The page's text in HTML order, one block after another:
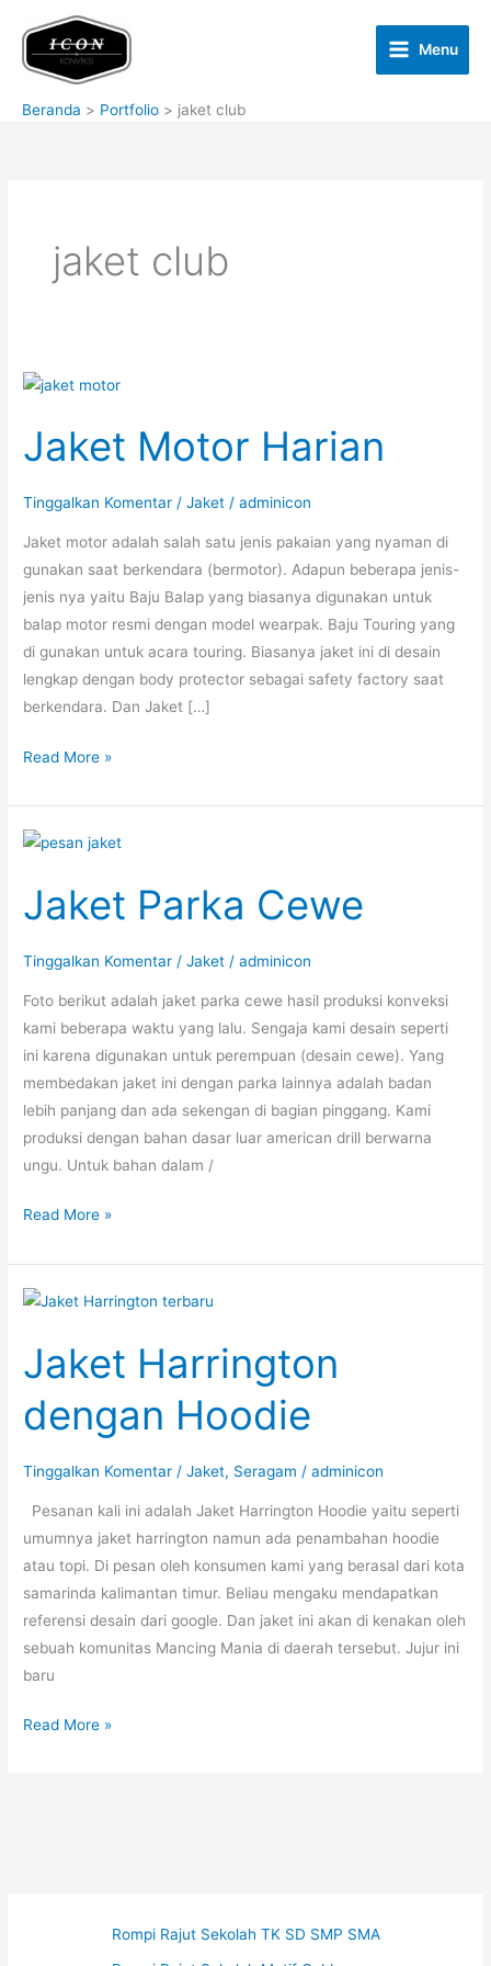
konten
Menu
Beranda Portfolio jaket club
jaket club
Jaket Motor Harian
Tinggalkan Komentar /Jaket /adminicon
Jaket motor adalah salah satu jenis pakaian yang nyaman di
gunakan saat berkendara (bermotor). Adapun beberapa jenis-
jenis nya yaitu Baju Balap yang biasanya digunakan untuk
balap motor resmi dengan model wearpak. Baju Touring yang
di gunakan untuk acara touring. Biasanya jaket ini di desain
lengkap dengan body protector sebagai safety factory saat
berkendara. Dan Jaket […]
Jaket
Harian
Read More »
Jaket Parka Cewe
Tinggalkan Komentar /Jaket /adminicon
Foto berikut adalah jaket parka cewe hasil produksi konveksi
kami beberapa waktu yang lalu. Sengaja kami desain seperti
ini karena digunakan untuk perempuan (desain cewe). Yang
membedakan jaket ini dengan parka lainnya adalah badan
lebih panjang dan ada sekengan di bagian pinggang. Kami
produksi dengan bahan dasar luar american drill berwarna
ungu. Untuk bahan dalam /
Jaket
Cewe
Read More »
Jaket Harrington
dengan Hoodie
Tinggalkan Komentar /Jaket, Seragam /adminicon
Pesanan kali ini adalah Jaket Harrington Hoodie yaitu seperti
umumnya jaket harrington namun ada penambahan hoodie
atau topi. Di pesan oleh konsumen kami yang berasal dari kota
samarinda kalimantan timur. Beliau mengaku mendapatkan
referensi desain dari google. Dan jaket ini akan di kenakan oleh
sebuah komunitas Mancing Mania di daerah tersebut. Jujur ini
baru
Jaket
Read More »
Rompi Rajut Sekolah TK SD SMP SMA